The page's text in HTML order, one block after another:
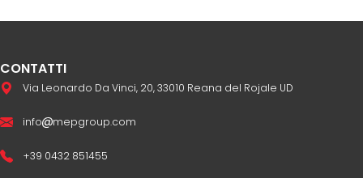
CONTATTI
Via Leonardo Da Vinci, 20, 33010 Reana del Rojale UD
info mepgroup.com
+39 0432 851455